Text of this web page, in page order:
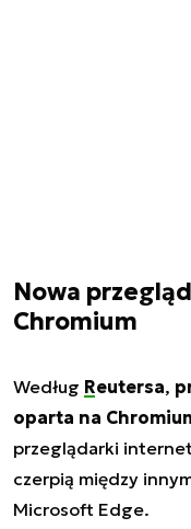
Nowa
Chromium
Według Reutersa,
oparta na
przeglądarki
czerpią między
Microsoft Edge.